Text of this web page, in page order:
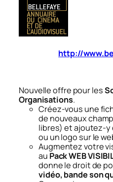
http://
Nouvelle offre pour les
Organisations.
Créez-vous une
de nouveaux
libres) et ajoutez-y
ou un logo sur le
Augmentez votre
au Pack WEB
donne le droit de
vidéo, bande son